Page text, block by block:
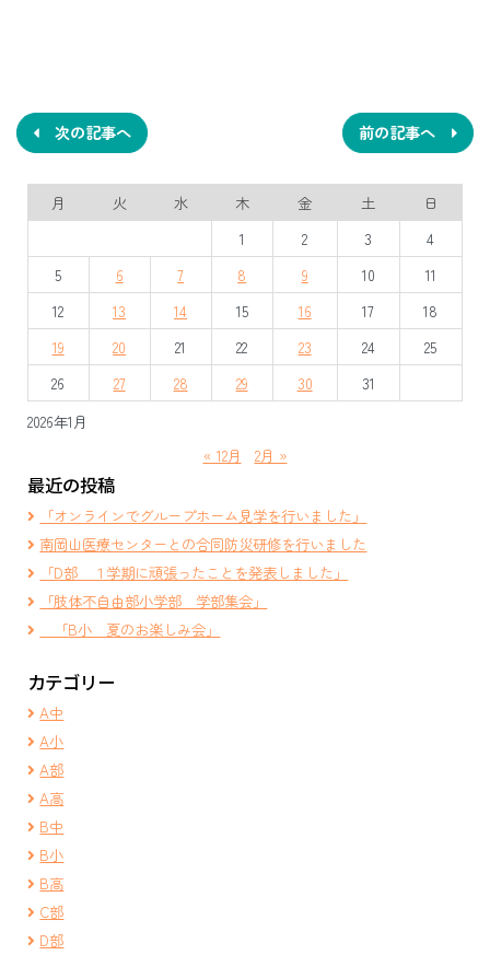
稿
ナ
ビ
ゲ
ー
シ
ョ
ン
前の記事へ
次の記事へ
2026年1月
月 火 水 木 金 土
日
1
2 3
4
5
6 7 8 9 10
11
12
13 14 15 16 17
18
19
20 21 22 23 24
25
26
27 28 29 30 31
« 12月 2月 »
最近の投稿
「オンラインでグループホーム見学を行いました」
南岡山医療センターとの合同防災研修を行いました
「D部 １学期に頑張ったことを発表しました」
「肢体不自由部小学部 学部集会」
「B小 夏のお楽しみ会」
カテゴリー
A中
A小
A部
A高
B中
B小
B高
C部
D部